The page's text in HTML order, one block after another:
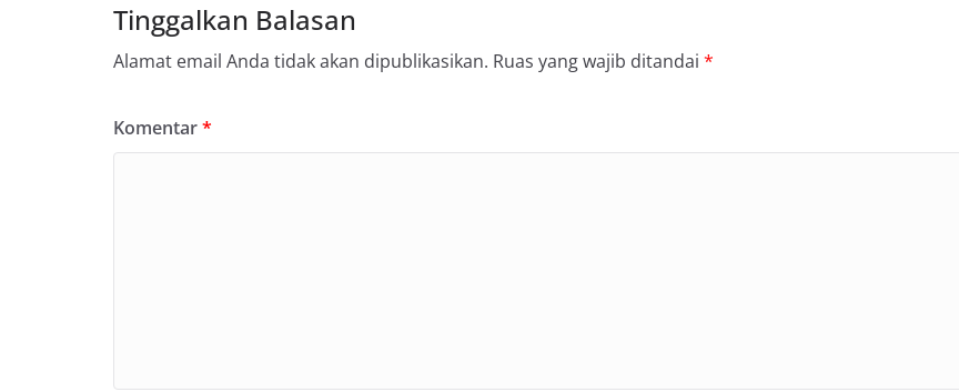
Tinggalkan Balasan
Alamat email Anda tidak akan dipublikasikan. Ruas yang wajib ditandai *
Komentar*